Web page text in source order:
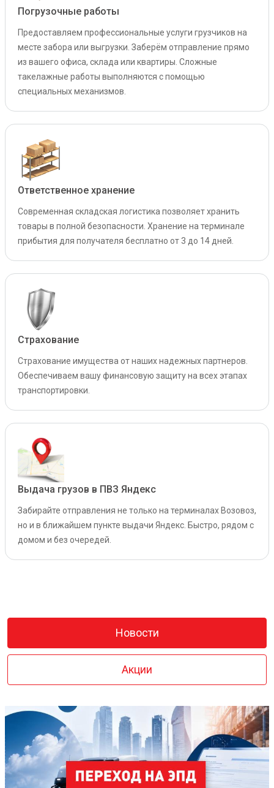
Погрузочные работы
Предоставляем профессиональные услуги грузчиков на
месте забора или выгрузки. Заберём отправление прямо
из вашего офиса, склада или квартиры. Сложные
такелажные работы выполняются с помощью
специальных механизмов.
Ответственное хранение
Современная складская логистика позволяет хранить
товары в полной безопасности. Хранение на терминале
прибытия для получателя бесплатно от 3 до 14 дней.
Страхование
Страхование имущества от наших надежных партнеров.
Обеспечиваем вашу финансовую защиту на всех этапах
транспортировки.
Выдача грузов в ПВЗ Яндекс
Забирайте отправления не только на терминалах Возовоз,
но и в ближайшем пункте выдачи Яндекс. Быстро, рядом с
домом и без очередей.
Новости
Акции